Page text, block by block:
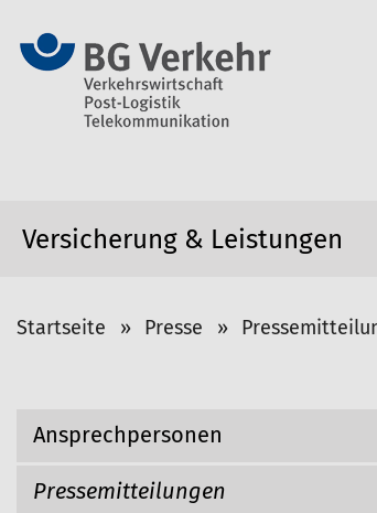
Versicherung & Leistungen
S
Startseite Presse
Ansprechpersonen
Pressemitteilungen